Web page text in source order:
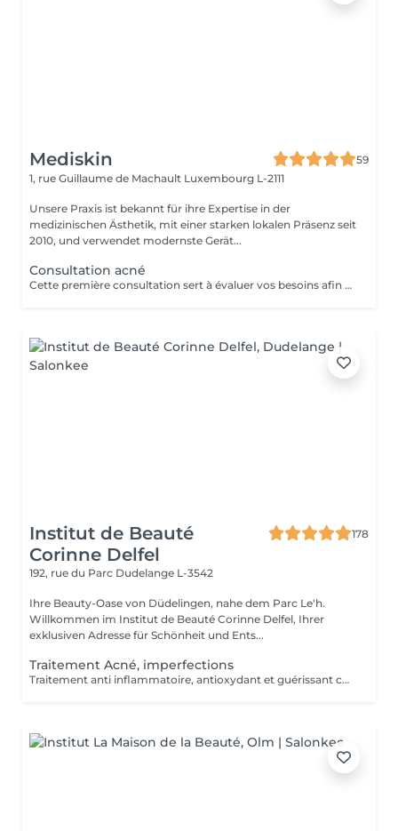
Mediskin
59
1, rue Guillaume de Machault Luxembourg L-2111
Unsere Praxis ist bekannt für ihre Expertise in der
medizinischen Ästhetik, mit einer starken lokalen Präsenz seit
2010, und verwendet modernste Gerät...
Consultation acné
Cette première consultation sert à évaluer vos besoins afin de vous guider vers les soins sur mesure qui répondront au mieux. À cette occasion, toutes les informations nécessaires, telles que les contre-indications, les résultats attendus et autres détails importants, vous seront fournies pour assurer une prise en charge optimale et vous garantir un suivi personnalisé.
Institut de Beauté
Corinne Delfel
178
192, rue du Parc Dudelange L-3542
Ihre Beauty-Oase von Düdelingen, nahe dem Parc Le'h.
Willkommen im Institut de Beauté Corinne Delfel, Ihrer
exklusiven Adresse für Schönheit und Ents...
Traitement Acné, imperfections
Traitement anti inflammatoire, antioxydant et guérissant contre l'acné